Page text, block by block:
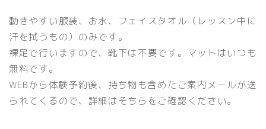
動きやすい服装、お水、フェイスタオル（レッスン中に
汗を拭うもの）のみです。
裸足で行いますので、靴下は不要です。マットはいつも
無料です。
WEBから体験予約後、持ち物も含めたご案内メールが送
られてくるので、詳細はそちらをご確認ください。